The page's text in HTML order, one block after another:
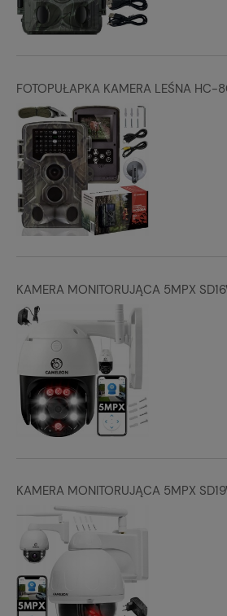
FOTOPUŁAPKA KAMERA LEŚNA HC-
KAMERA MONITORUJĄCA 5MPX
KAMERA MONITORUJĄCA 5MPX